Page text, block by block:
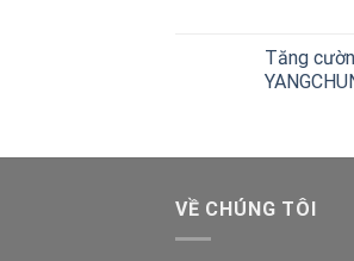
Tăng
VỀ CHÚNG TÔI